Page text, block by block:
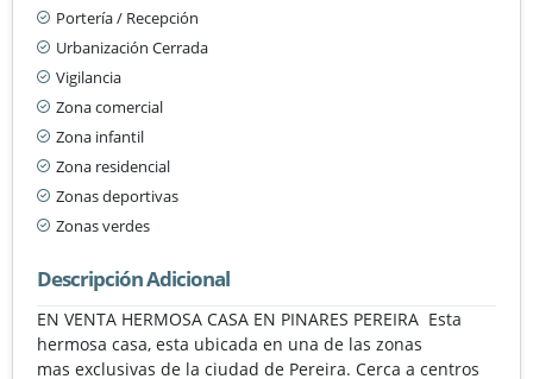
Portería / Recepción
Urbanización Cerrada
Vigilancia
Zona comercial
Zona infantil
Zona residencial
Zonas deportivas
Zonas verdes
Descripción Adicional
EN VENTA HERMOSA CASA EN PINARES PEREIRA Esta
hermosa casa, esta ubicada en una de las zonas
mas exclusivas de la ciudad de Pereira. Cerca a centros